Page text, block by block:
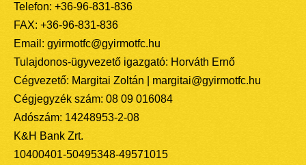
Telefon: +36-96-831-836
FAX: +36-96-831-836
Email: gyirmotfc@gyirmotfc.hu
Tulajdonos-ügyvezető igazgató: Horváth Ernő
Cégvezető: Margitai Zoltán | margitai@gyirmotfc.hu
Cégjegyzék szám: 08 09 016084
Adószám: 14248953-2-08
K&H Bank Zrt.
10400401-50495348-49571015